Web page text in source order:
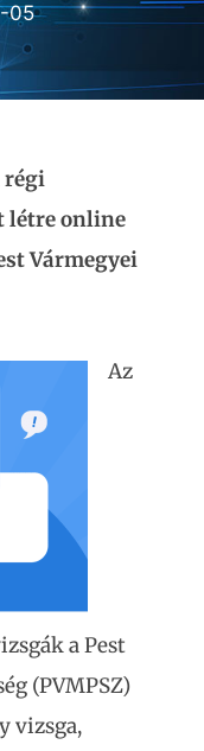
05
régi
létre online
Vármegyei
Az
a Pest
(PVMPSZ)
vizsga,